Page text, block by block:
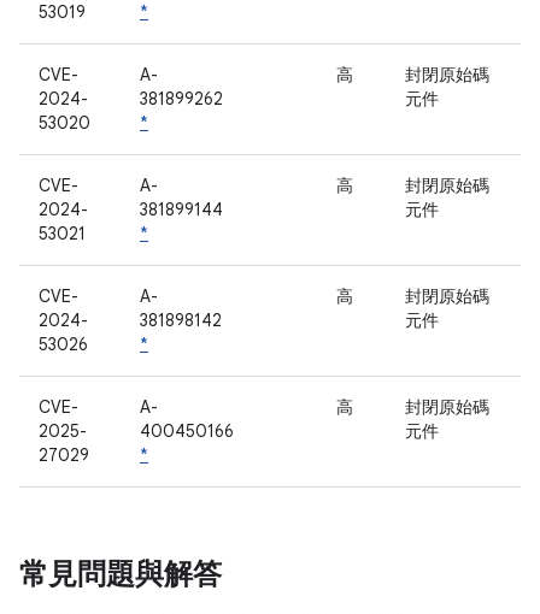
53019
*
CVE-
2024-
53020
A-
381899262
*
高
封閉原始碼
元件
CVE-
2024-
53021
A-
381899144
*
高
封閉原始碼
元件
CVE-
2024-
53026
A-
381898142
*
高
封閉原始碼
元件
CVE-
2025-
27029
A-
400450166
*
高
封閉原始碼
元件
常見問題與解答